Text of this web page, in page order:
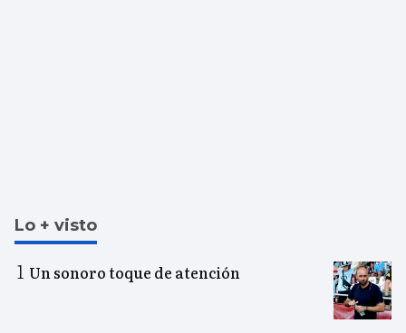
Lo + visto
Un sonoro toque de atención